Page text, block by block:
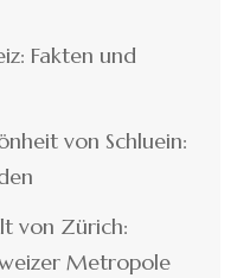
Fakten und
von Schluein:
von Zürich:
Metropole